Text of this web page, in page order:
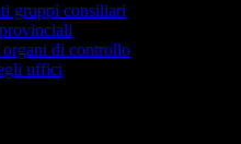
gruppi consiliari
di controllo
uffici